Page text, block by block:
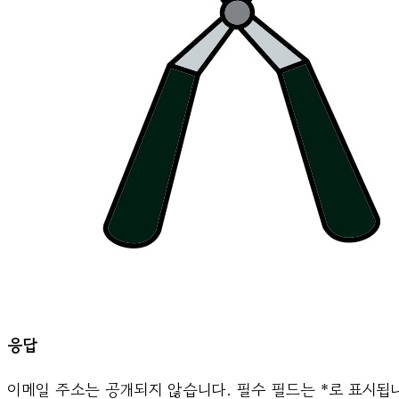
응답
이메일 주소는 공개되지 않습니다. 필수 필드는 *로 표시됩